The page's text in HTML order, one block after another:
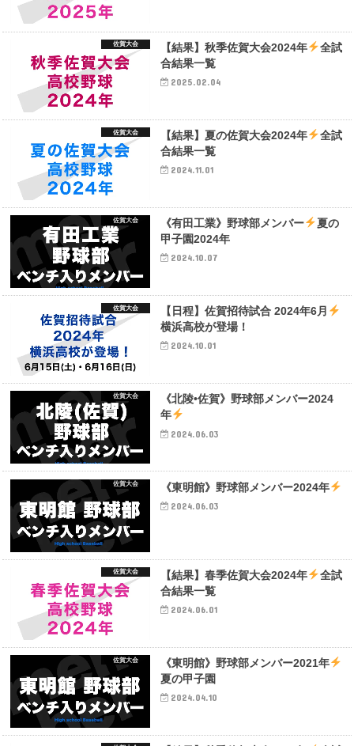
佐賀大会 【結果】秋季佐賀大会2024年
全試
合結果一覧
2025.02.04
佐賀大会 【結果】夏の佐賀大会2024年
全試
合結果一覧
2024.11.01
佐賀大会 《有田工業》野球部メンバー
夏の
甲子園2024年
2024.10.07
佐賀大会
【日程】佐賀招待試合 2024年6月
横浜高校が登場！
2024.10.01
佐賀大会
《北陵•佐賀》野球部メンバー2024
年
2024.06.03
佐賀大会 《東明館》野球部メンバー2024年
2024.06.03
佐賀大会 【結果】春季佐賀大会2024年
全試
合結果一覧
2024.06.01
佐賀大会
《東明館》野球部メンバー2021年
夏の甲子園
2024.04.10